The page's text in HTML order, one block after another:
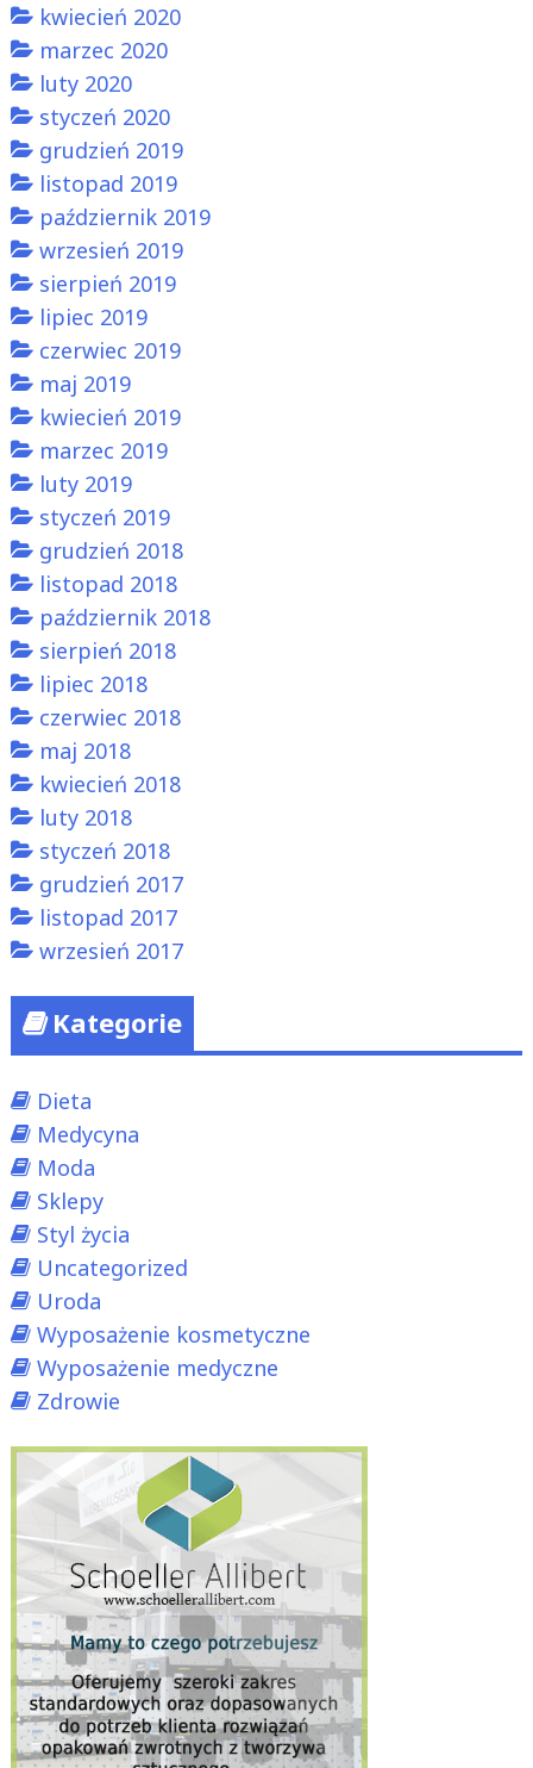
kwiecień 2020
marzec 2020
luty 2020
styczeń 2020
grudzień 2019
listopad 2019
październik 2019
wrzesień 2019
sierpień 2019
lipiec 2019
czerwiec 2019
maj 2019
kwiecień 2019
marzec 2019
luty 2019
styczeń 2019
grudzień 2018
listopad 2018
październik 2018
sierpień 2018
lipiec 2018
czerwiec 2018
maj 2018
kwiecień 2018
luty 2018
styczeń 2018
grudzień 2017
listopad 2017
wrzesień 2017
Kategorie
Dieta
Medycyna
Moda
Sklepy
Styl życia
Uncategorized
Uroda
Wyposażenie kosmetyczne
Wyposażenie medyczne
Zdrowie